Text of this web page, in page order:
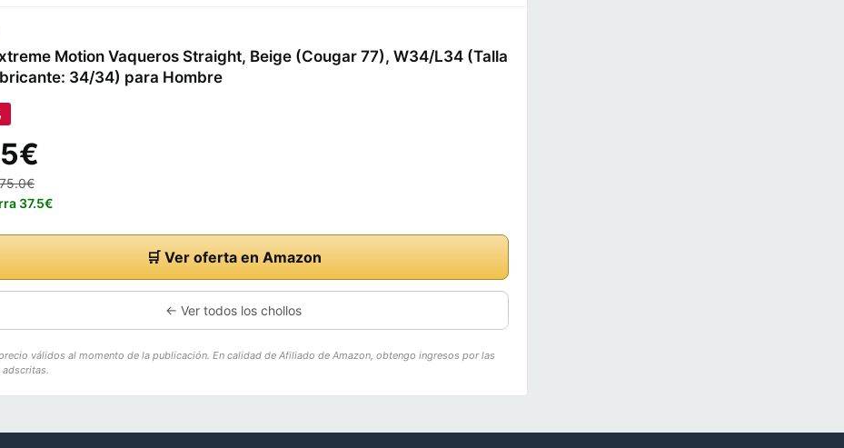
Motion Vaqueros Straight, Beige (Cougar 77), W34/L34 (Talla
34/34) para Hombre
37.5€
🛒 Ver oferta en Amazon
← Ver todos los chollos
válidos al momento de la publicación. En calidad de Afiliado de Amazon, obtengo ingresos por las